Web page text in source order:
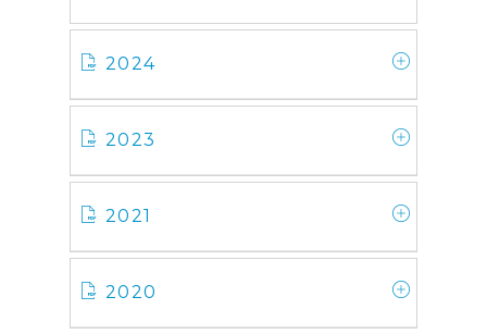
2024
2023
2021
2020